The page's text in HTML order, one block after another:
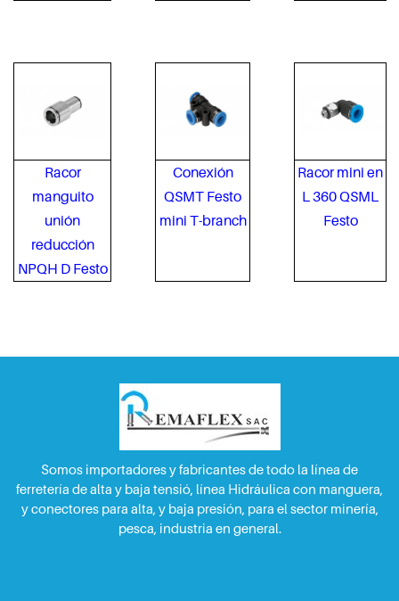
Racor
manguito
unión
reducción
NPQH D Festo
Conexión
QSMT Festo
mini T-branch
Racor mini en
L 360 QSML
Festo
Somos importadores y fabricantes de todo la línea de
ferretería de alta y baja tensió, línea Hidráulica con manguera,
y conectores para alta, y baja presión, para el sector minería,
pesca, industria en general.